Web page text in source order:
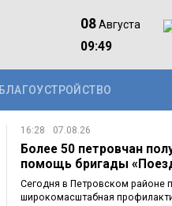
08Августа
09:49
БЛАГОУСТРОЙСТВО
16:28 07.08.26
Более 50 петровчан
помощь бригады
здоровья»…
Сегодня в Петровском районе
широкомасштабная